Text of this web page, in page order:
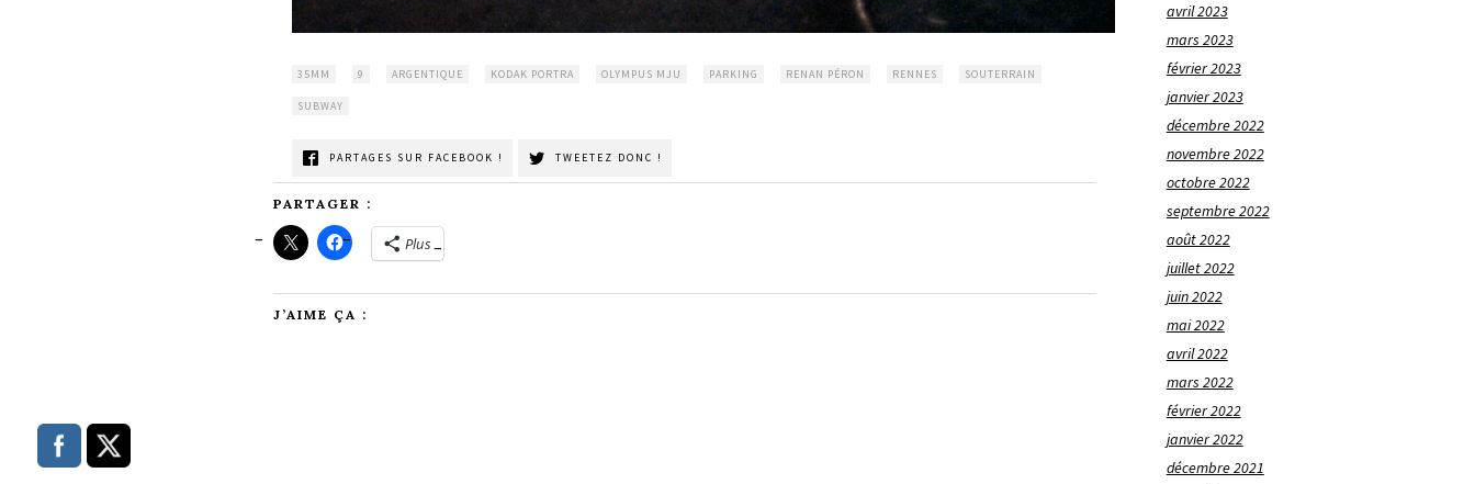
35MM 9 ARGENTIQUE KODAK PORTRA OLYMPUS MJU PARKING RENAN PÉRON RENNES SOUTERRAIN
SUBWAY
PARTAGES SUR FACEBOOK ! TWEETEZ DONC !
PARTAGER :
Plus
J’AIME ÇA :
avril 2023
mars 2023
février 2023
janvier 2023
décembre 2022
novembre 2022
octobre 2022
septembre 2022
août 2022
juillet 2022
juin 2022
mai 2022
avril 2022
mars 2022
février 2022
janvier 2022
décembre 2021